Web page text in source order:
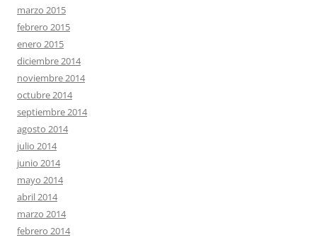
marzo 2015
febrero 2015
enero 2015
diciembre 2014
noviembre 2014
octubre 2014
septiembre 2014
agosto 2014
julio 2014
junio 2014
mayo 2014
abril 2014
marzo 2014
febrero 2014